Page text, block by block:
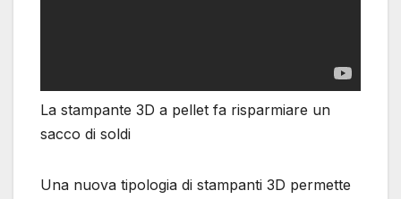
La stampante 3D a pellet fa risparmiare un
sacco di soldi
Una nuova tipologia di stampanti 3D permette